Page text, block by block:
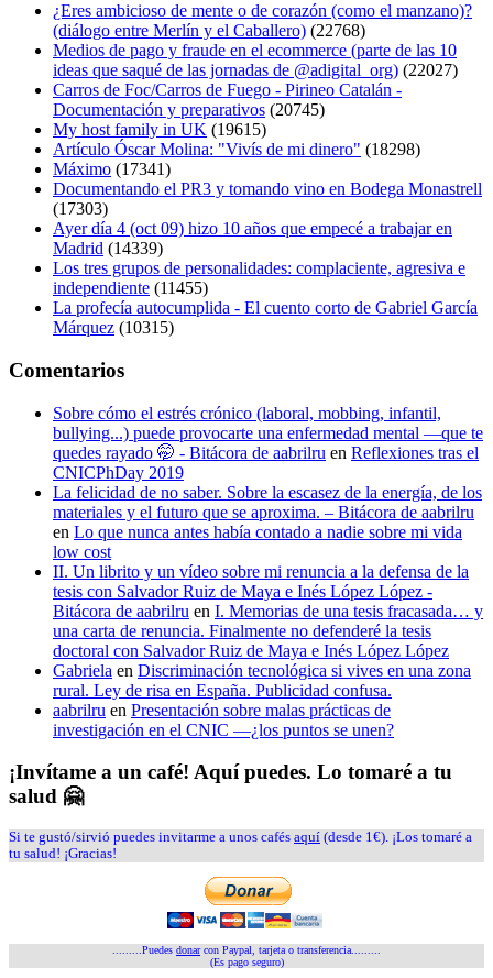
¿Eres ambicioso de mente o de corazón (como el manzano)?
(diálogo entre Merlín y el Caballero) (22768)
Medios de pago y fraude en el ecommerce (parte de las 10
ideas que saqué de las jornadas de @adigital_org) (22027)
Carros de Foc/Carros de Fuego - Pirineo Catalán -
Documentación y preparativos (20745)
My host family in UK (19615)
Artículo Óscar Molina: "Vivís de mi dinero" (18298)
Máximo (17341)
Documentando el PR3 y tomando vino en Bodega Monastrell
(17303)
Ayer día 4 (oct 09) hizo 10 años que empecé a trabajar en
Madrid (14339)
Los tres grupos de personalidades: complaciente, agresiva e
independiente (11455)
La profecía autocumplida - El cuento corto de Gabriel García
Márquez (10315)
Comentarios
Sobre cómo el estrés crónico (laboral, mobbing, infantil,
bullying...) puede provocarte una enfermedad mental —que te
quedes rayado 🤭 - Bitácora de aabrilru en Reflexiones tras el
CNICPhDay 2019
La felicidad de no saber. Sobre la escasez de la energía, de los
materiales y el futuro que se aproxima. – Bitácora de aabrilru
en Lo que nunca antes había contado a nadie sobre mi vida
low cost
II. Un librito y un vídeo sobre mi renuncia a la defensa de la
tesis con Salvador Ruiz de Maya e Inés López López -
Bitácora de aabrilru en I. Memorias de una tesis fracasada… y
una carta de renuncia. Finalmente no defenderé la tesis
doctoral con Salvador Ruiz de Maya e Inés López López
Gabriela en Discriminación tecnológica si vives en una zona
rural. Ley de risa en España. Publicidad confusa.
aabrilru en Presentación sobre malas prácticas de
investigación en el CNIC —¿los puntos se unen?
¡Invítame a un café! Aquí puedes. Lo tomaré a tu
salud 🤗
Si te gustó/sirvió puedes invitarme a unos cafés aquí (desde 1€). ¡Los tomaré a
tu salud! ¡Gracias!
.........Puedes donarcon Paypal, tarjeta o transferencia.........
(Es pago seguro)